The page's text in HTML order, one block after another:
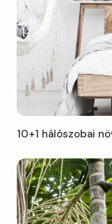
10+1 hálószobai